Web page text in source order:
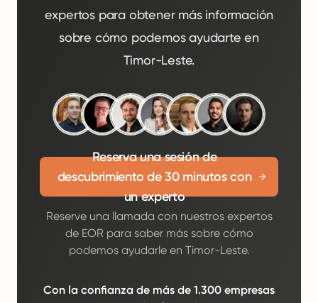
expertos para obtener más información
sobre cómo podemos ayudarte en
Timor-Leste.
Reserva una sesión de
descubrimiento de 30 minutos con
un experto
Reserve una llamada con nuestros expertos
de EOR para saber más sobre cómo
podemos ayudarle en Timor-Leste.
Con la confianza de más de 1.300 empresas